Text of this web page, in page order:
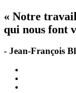
« Notre travail
qui nous font
- Jean-François